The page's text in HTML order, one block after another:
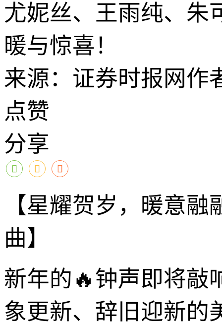
尤妮丝、王雨纯、朱
暖与惊喜！
来源：证券时报网作
点赞
分享
【星耀贺岁，暖意
曲】
新年的🔥钟声即将敲
象更新、辞旧迎新